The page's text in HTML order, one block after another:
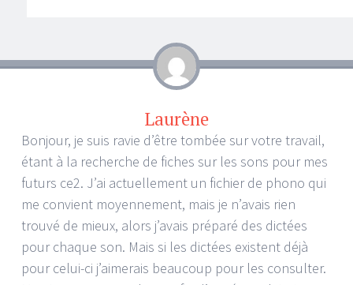
Laurène
Bonjour, je suis ravie d’être tombée sur votre travail,
étant à la recherche de fiches sur les sons pour mes
futurs ce2. J’ai actuellement un fichier de phono qui
me convient moyennement, mais je n’avais rien
trouvé de mieux, alors j’avais préparé des dictées
pour chaque son. Mais si les dictées existent déjà
pour celui-ci j’aimerais beaucoup pour les consulter.